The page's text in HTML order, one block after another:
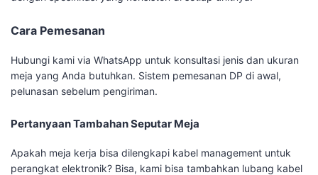
Cara Pemesanan
Hubungi kami via WhatsApp untuk konsultasi jenis dan ukuran
meja yang Anda butuhkan. Sistem pemesanan DP di awal,
pelunasan sebelum pengiriman.
Pertanyaan Tambahan Seputar Meja
Apakah meja kerja bisa dilengkapi kabel management untuk
perangkat elektronik? Bisa, kami bisa tambahkan lubang kabel